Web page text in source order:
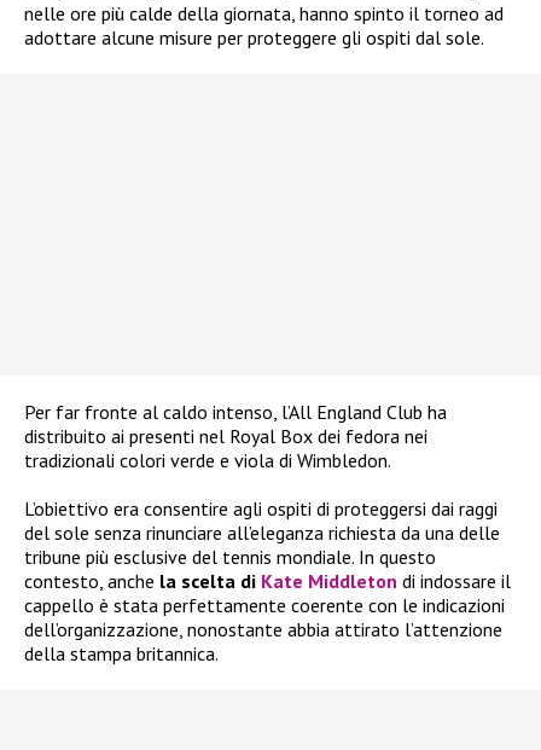
nelle ore più calde della giornata, hanno spinto il torneo ad
adottare alcune misure per proteggere gli ospiti dal sole.
Per far fronte al caldo intenso, l’All England Club ha
distribuito ai presenti nel Royal Box dei fedora nei
tradizionali colori verde e viola di Wimbledon.
L’obiettivo era consentire agli ospiti di proteggersi dai raggi
del sole senza rinunciare all’eleganza richiesta da una delle
tribune più esclusive del tennis mondiale. In questo
contesto, anche la scelta di Kate Middleton di indossare il
cappello è stata perfettamente coerente con le indicazioni
dell’organizzazione, nonostante abbia attirato l’attenzione
della stampa britannica.